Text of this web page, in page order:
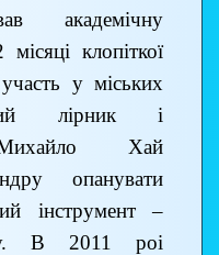
академічну
клопіткої
у міських
лірник і
Михайло Хай
опанувати
інструмент –
В 2011 роі